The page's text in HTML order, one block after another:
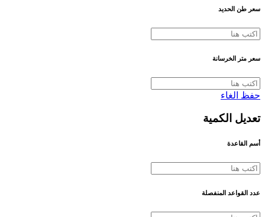
سعر طن الحديد
سعر متر الخرسانة
حفظ الغاء
تعديل الكمية
أسم القاعدة
عدد القواعد المنفصلة